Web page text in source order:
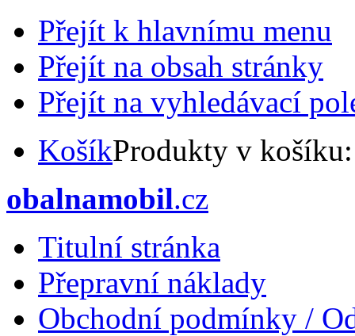
Přejít k hlavnímu menu
Přejít na obsah stránky
Přejít na vyhledávací
KošíkProdukty v
obalnamobil.cz
Titulní stránka
Přepravní náklady
Obchodní podmínky /